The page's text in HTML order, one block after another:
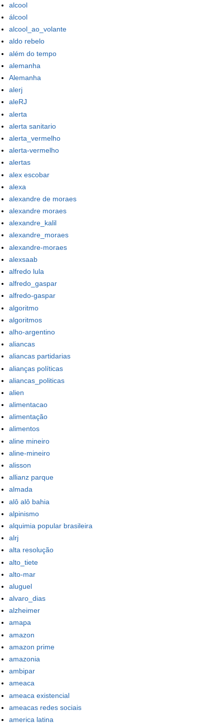
alcool
álcool
alcool_ao_volante
aldo rebelo
além do tempo
alemanha
Alemanha
alerj
aleRJ
alerta
alerta sanitario
alerta_vermelho
alerta-vermelho
alertas
alex escobar
alexa
alexandre de moraes
alexandre moraes
alexandre_kalil
alexandre_moraes
alexandre-moraes
alexsaab
alfredo lula
alfredo_gaspar
alfredo-gaspar
algoritmo
algoritmos
alho-argentino
aliancas
aliancas partidarias
alianças políticas
aliancas_politicas
alien
alimentacao
alimentação
alimentos
aline mineiro
aline-mineiro
alisson
allianz parque
almada
alô alô bahia
alpinismo
alquimia popular brasileira
alrj
alta resolução
alto_tiete
alto-mar
aluguel
alvaro_dias
alzheimer
amapa
amazon
amazon prime
amazonia
ambipar
ameaca
ameaca existencial
ameacas redes sociais
america latina